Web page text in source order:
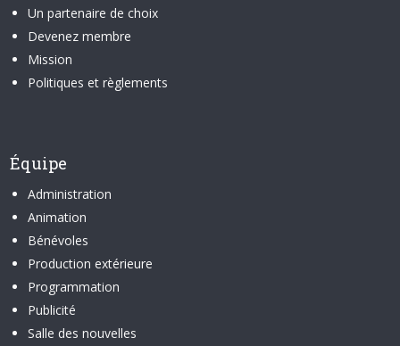
Un partenaire de choix
Devenez membre
Mission
Politiques et règlements
Équipe
Administration
Animation
Bénévoles
Production extérieure
Programmation
Publicité
Salle des nouvelles